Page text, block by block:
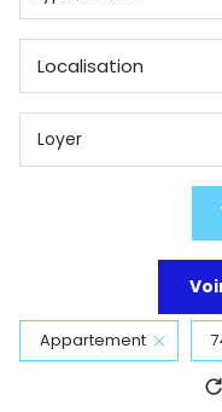
Localisation
Loyer
Appartement